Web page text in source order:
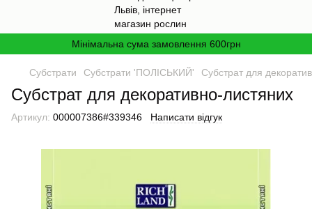
Мінімальна сума замовлення 600грн
Cубстрати Субстрати 'ПОЛІСЬКИЙ' Субстрат для
Субстрат для декоративно-листяних
Артикул: 000007386#339346 Написати відгук